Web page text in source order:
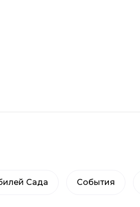
Сада События